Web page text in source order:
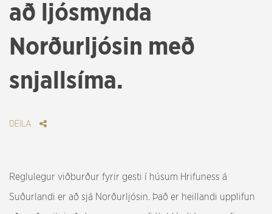
að ljósmynda
Norðurljósin með
snjallsíma.
DEILA
Reglulegur viðburður fyrir gesti í húsum Hrifuness á
Suðurlandi er að sjá Norðurljósin. Það er heillandi upplifun